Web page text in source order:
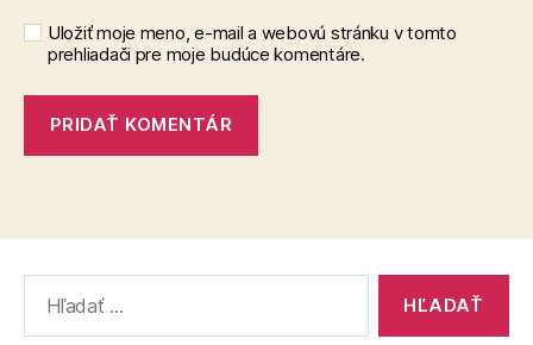
Uložiť moje meno, e-mail a webovú stránku v tomto
prehliadači pre moje budúce komentáre.